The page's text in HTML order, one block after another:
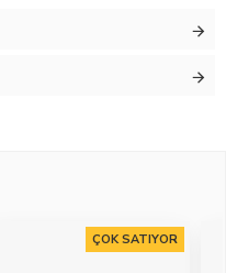
ÇOK SATIYOR